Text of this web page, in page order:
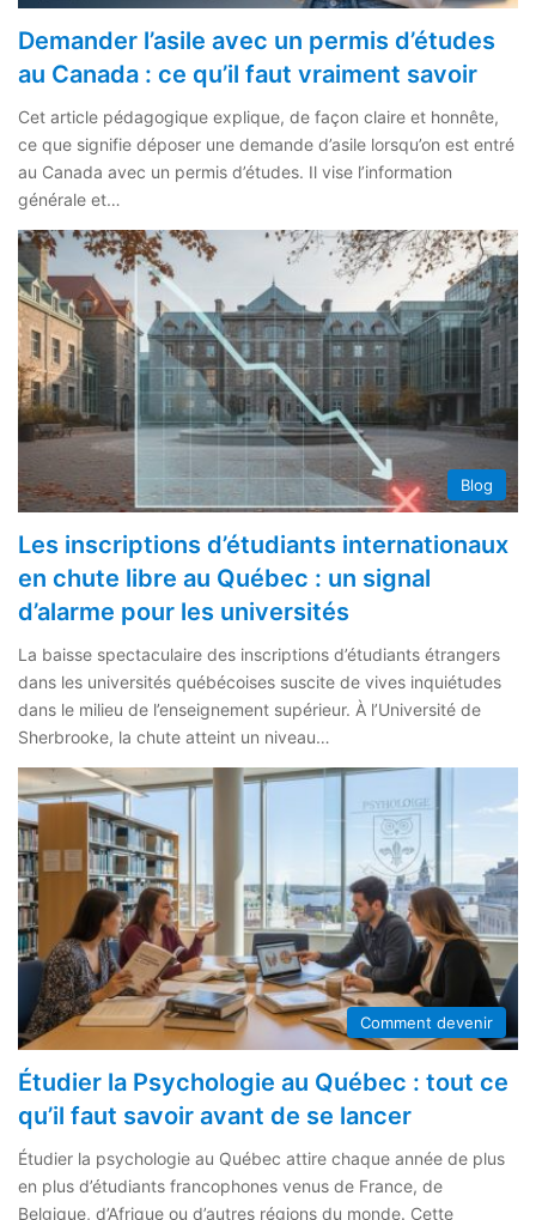
Demander l’asile avec un permis d’études
au Canada : ce qu’il faut vraiment savoir
Cet article pédagogique explique, de façon claire et honnête,
ce que signifie déposer une demande d’asile lorsqu’on est entré
au Canada avec un permis d’études. Il vise l’information
générale et…
Blog
Les inscriptions d’étudiants internationaux
en chute libre au Québec : un signal
d’alarme pour les universités
La baisse spectaculaire des inscriptions d’étudiants étrangers
dans les universités québécoises suscite de vives inquiétudes
dans le milieu de l’enseignement supérieur. À l’Université de
Sherbrooke, la chute atteint un niveau…
Comment devenir
Étudier la Psychologie au Québec : tout ce
qu’il faut savoir avant de se lancer
Étudier la psychologie au Québec attire chaque année de plus
en plus d’étudiants francophones venus de France, de
Belgique, d’Afrique ou d’autres régions du monde. Cette